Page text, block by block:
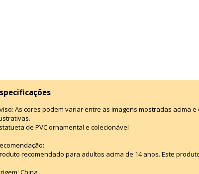
As cores podem variar entre as imagens mostradas acima
de PVC ornamental e colecionável
recomendado para adultos acima de 14 anos. Este
China